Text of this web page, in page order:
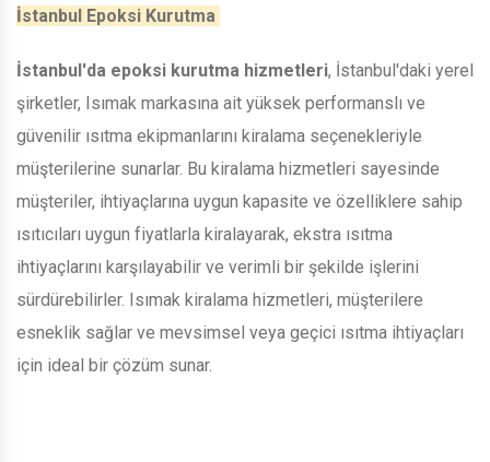
İstanbul Epoksi Kurutma
İstanbul'da epoksi kurutma hizmetleri, İstanbul'daki yerel
şirketler, Isımak markasına ait yüksek performanslı ve
güvenilir ısıtma ekipmanlarını kiralama seçenekleriyle
müşterilerine sunarlar. Bu kiralama hizmetleri sayesinde
müşteriler, ihtiyaçlarına uygun kapasite ve özelliklere sahip
ısıtıcıları uygun fiyatlarla kiralayarak, ekstra ısıtma
ihtiyaçlarını karşılayabilir ve verimli bir şekilde işlerini
sürdürebilirler. Isımak kiralama hizmetleri, müşterilere
esneklik sağlar ve mevsimsel veya geçici ısıtma ihtiyaçları
için ideal bir çözüm sunar.